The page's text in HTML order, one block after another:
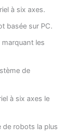
à six axes.
basée sur PC.
les
de
à six axes le
de robots la plus